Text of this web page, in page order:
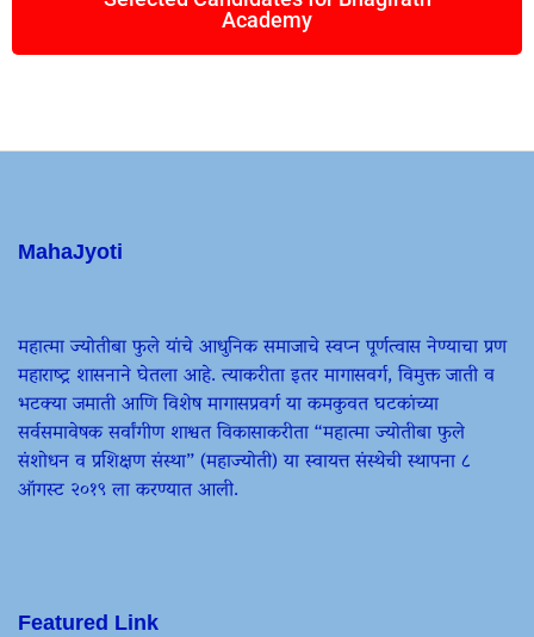
Academy
MahaJyoti
महात्मा ज्योतीबा फुले यांचे आधुनिक समाजाचे स्वप्न पूर्णत्वास नेण्याचा प्रण
महाराष्ट्र शासनाने घेतला आहे. त्याकरीता इतर मागासवर्ग, विमुक्त जाती व
भटक्या जमाती आणि विशेष मागासप्रवर्ग या कमकुवत घटकांच्या
सर्वसमावेषक सर्वांगीण शाश्वत विकासाकरीता “महात्मा ज्योतीबा फुले
संशोधन व प्रशिक्षण संस्था” (महाज्योती) या स्वायत्त संस्थेची स्थापना ८
ऑगस्ट २०१९ ला करण्यात आली.
Featured Link